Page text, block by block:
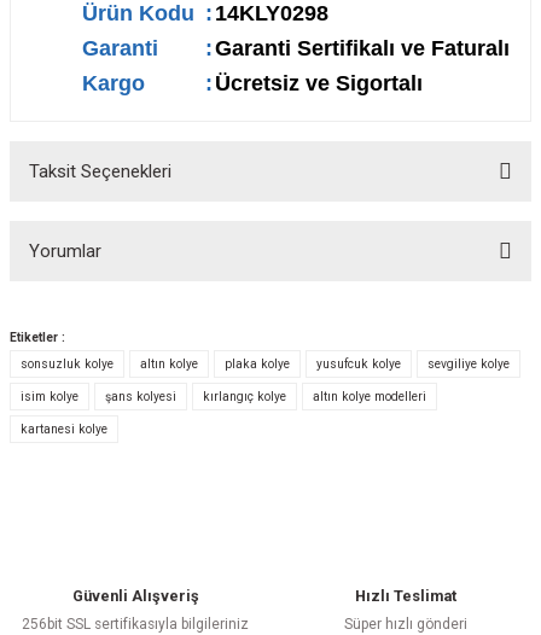
Ürün Kodu : 14KLY0298
Garanti
:Garanti Sertifikalı ve Faturalı
Kargo
: Ücretsiz ve Sigortalı
Taksit Seçenekleri
Yorumlar
Bu ürüne ilk yorumu siz yapın!
Etiketler :
sonsuzluk kolye
altın kolye plaka kolye yusufcuk kolye sevgiliye kolye
isim kolye şans kolyesi kırlangıç kolye altın kolye modelleri
kartanesi kolye
Güvenli Alışveriş
256bit SSL sertifikasıyla bilgileriniz
Hızlı Teslimat
Süper hızlı gönderi